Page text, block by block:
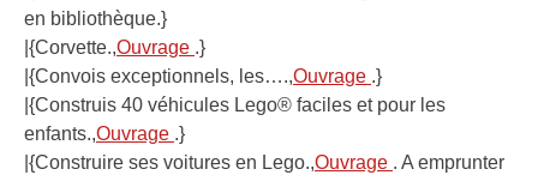
en bibliothèque.}
|{Corvette.,Ouvrage .}
|{Convois exceptionnels, les….,Ouvrage .}
|{Construis 40 véhicules Lego® faciles et pour les
enfants.,Ouvrage .}
|{Construire ses voitures en Lego.,Ouvrage . A emprunter